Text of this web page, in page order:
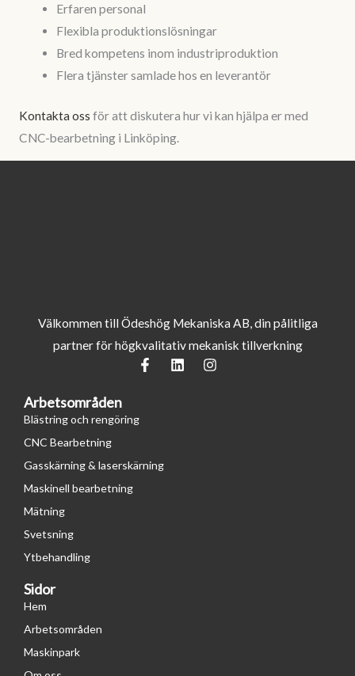
Erfaren personal
Flexibla produktionslösningar
Bred kompetens inom industriproduktion
Flera tjänster samlade hos en leverantör
Kontakta oss för att diskutera hur vi kan hjälpa er med
CNC-bearbetning i Linköping.
Välkommen till Ödeshög Mekaniska AB, din pålitliga
partner för högkvalitativ mekanisk tillverkning
F
a
k
L
i
I
n
Arbetsområden
Blästring och rengöring
CNC Bearbetning
Gasskärning & laserskärning
Maskinell bearbetning
Mätning
Svetsning
Ytbehandling
Sidor
Hem
Arbetsområden
Maskinpark